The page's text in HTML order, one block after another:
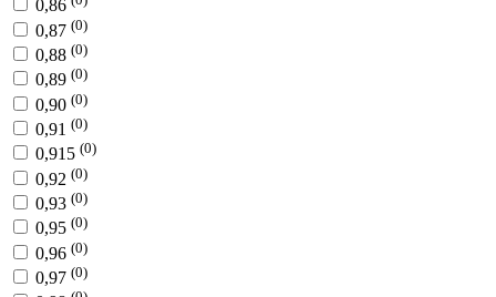
0,86
0,87 (0)
0,88 (0)
0,89 (0)
0,90 (0)
0,91 (0)
0,915 (0)
0,92 (0)
0,93 (0)
0,95 (0)
0,96 (0)
0,97 (0)